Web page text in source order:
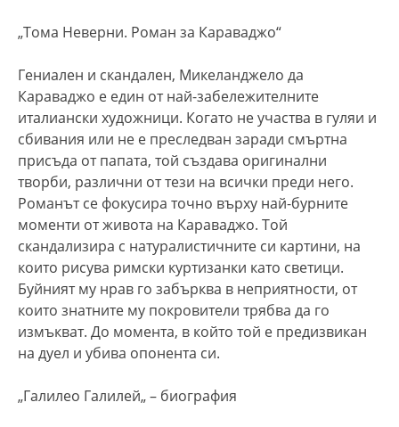
„Тома Неверни. Роман за Караваджо“
Гениален и скандален, Микеланджело да
Караваджо е един от най-забележителните
италиански художници. Когато не участва в гуляи и
сбивания или не е преследван заради смъртна
присъда от папата, той създава оригинални
творби, различни от тези на всички преди него.
Романът се фокусира точно върху най-бурните
моменти от живота на Караваджо. Той
скандализира с натуралистичните си картини, на
които рисува римски куртизанки като светици.
Буйният му нрав го забърква в неприятности, от
които знатните му покровители трябва да го
измъкват. До момента, в който той е предизвикан
на дуел и убива опонента си.
„Галилео Галилей„– биография